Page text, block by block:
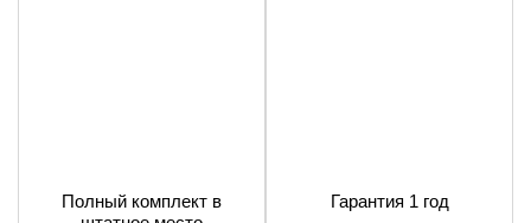
Полный комплект в
Гарантия 1 год